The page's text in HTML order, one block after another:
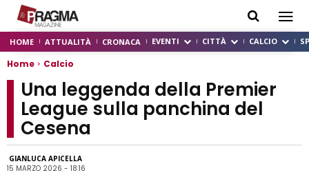
HOME ATTUALITÀ CRONACA EVENTI CITTÀ CALCIO
Home Calcio
Una leggenda della Premier
League sulla panchina del
Cesena
GIANLUCA APICELLA
15 MARZO 2026 - 18:16